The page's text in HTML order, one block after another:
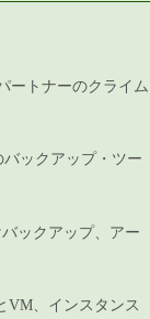
ートナーのクライム
ックアップ・ツー
ックアップ、アー
VM、インスタンス